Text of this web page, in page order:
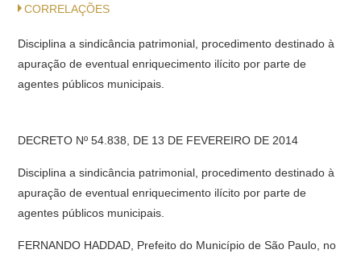
CORRELAÇÕES
Disciplina a sindicância patrimonial, procedimento destinado à
apuração de eventual enriquecimento ilícito por parte de
agentes públicos municipais.
DECRETO Nº 54.838, DE 13 DE FEVEREIRO DE 2014
Disciplina a sindicância patrimonial, procedimento destinado à
apuração de eventual enriquecimento ilícito por parte de
agentes públicos municipais.
FERNANDO HADDAD, Prefeito do Município de São Paulo, no